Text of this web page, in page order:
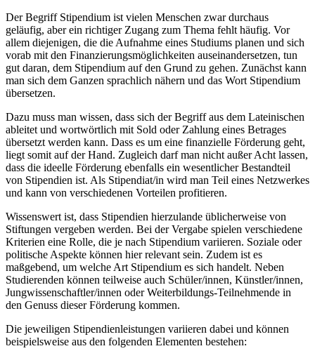
Der Begriff Stipendium ist vielen Menschen zwar durchaus
geläufig, aber ein richtiger Zugang zum Thema fehlt häufig. Vor
allem diejenigen, die die Aufnahme eines Studiums planen und sich
vorab mit den Finanzierungsmöglichkeiten auseinandersetzen, tun
gut daran, dem Stipendium auf den Grund zu gehen. Zunächst kann
man sich dem Ganzen sprachlich nähern und das Wort Stipendium
übersetzen.
Dazu muss man wissen, dass sich der Begriff aus dem Lateinischen
ableitet und wortwörtlich mit Sold oder Zahlung eines Betrages
übersetzt werden kann. Dass es um eine finanzielle Förderung geht,
liegt somit auf der Hand. Zugleich darf man nicht außer Acht lassen,
dass die ideelle Förderung ebenfalls ein wesentlicher Bestandteil
von Stipendien ist. Als Stipendiat/in wird man Teil eines Netzwerkes
und kann von verschiedenen Vorteilen profitieren.
Wissenswert ist, dass Stipendien hierzulande üblicherweise von
Stiftungen vergeben werden. Bei der Vergabe spielen verschiedene
Kriterien eine Rolle, die je nach Stipendium variieren. Soziale oder
politische Aspekte können hier relevant sein. Zudem ist es
maßgebend, um welche Art Stipendium es sich handelt. Neben
Studierenden können teilweise auch Schüler/innen, Künstler/innen,
Jungwissenschaftler/innen oder Weiterbildungs-Teilnehmende in
den Genuss dieser Förderung kommen.
Die jeweiligen Stipendienleistungen variieren dabei und können
beispielsweise aus den folgenden Elementen bestehen: